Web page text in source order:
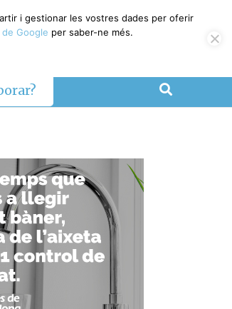
i gestionar les vostres dades per oferir
Googleper saber-ne més.